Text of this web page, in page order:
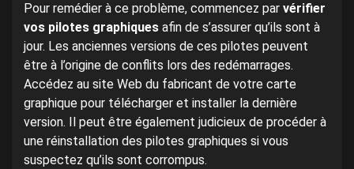
Pour remédier à ce problème, commencez par vérifier
vos pilotes graphiques afin de s’assurer qu’ils sont à
jour. Les anciennes versions de ces pilotes peuvent
être à l’origine de conflits lors des redémarrages.
Accédez au site Web du fabricant de votre carte
graphique pour télécharger et installer la dernière
version. Il peut être également judicieux de procéder à
une réinstallation des pilotes graphiques si vous
suspectez qu’ils sont corrompus.